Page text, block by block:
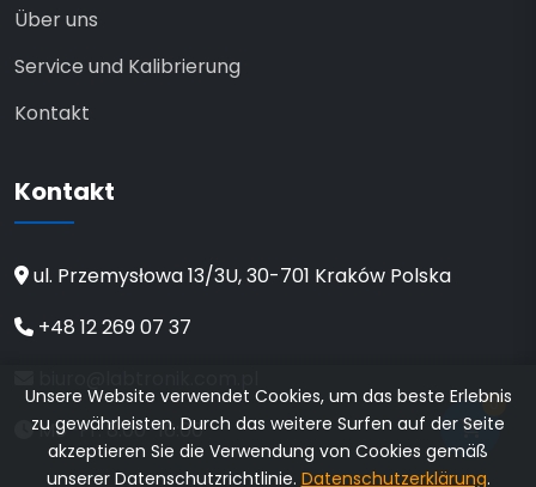
0
Über uns
Service und Kalibrierung
Kontakt
Kontakt
ul. Przemysłowa 13/3U, 30-701 Kraków Polska
+48 12 269 07 37
Mo–Fr: 8:00–16:00
Unsere Website verwendet Cookies, um das beste Erlebnis
zu gewährleisten. Durch das weitere Surfen auf der Seite
akzeptieren Sie die Verwendung von Cookies gemäß
unserer Datenschutzrichtlinie. Datenschutzerklärung.